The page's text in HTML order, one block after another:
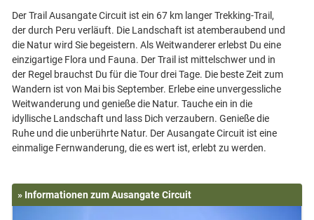
Der Trail Ausangate Circuit ist ein 67 km langer Trekking-Trail,
der durch Peru verläuft. Die Landschaft ist atemberaubend und
die Natur wird Sie begeistern. Als Weitwanderer erlebst Du eine
einzigartige Flora und Fauna. Der Trail ist mittelschwer und in
der Regel brauchst Du für die Tour drei Tage. Die beste Zeit zum
Wandern ist von Mai bis September. Erlebe eine unvergessliche
Weitwanderung und genieße die Natur. Tauche ein in die
idyllische Landschaft und lass Dich verzaubern. Genieße die
Ruhe und die unberührte Natur. Der Ausangate Circuit ist eine
» Informationen zum Ausangate Circuit